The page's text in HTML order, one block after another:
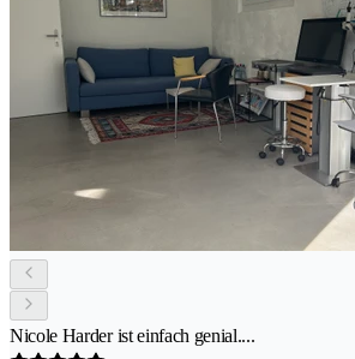
Nicole Harder ist einfach genial....